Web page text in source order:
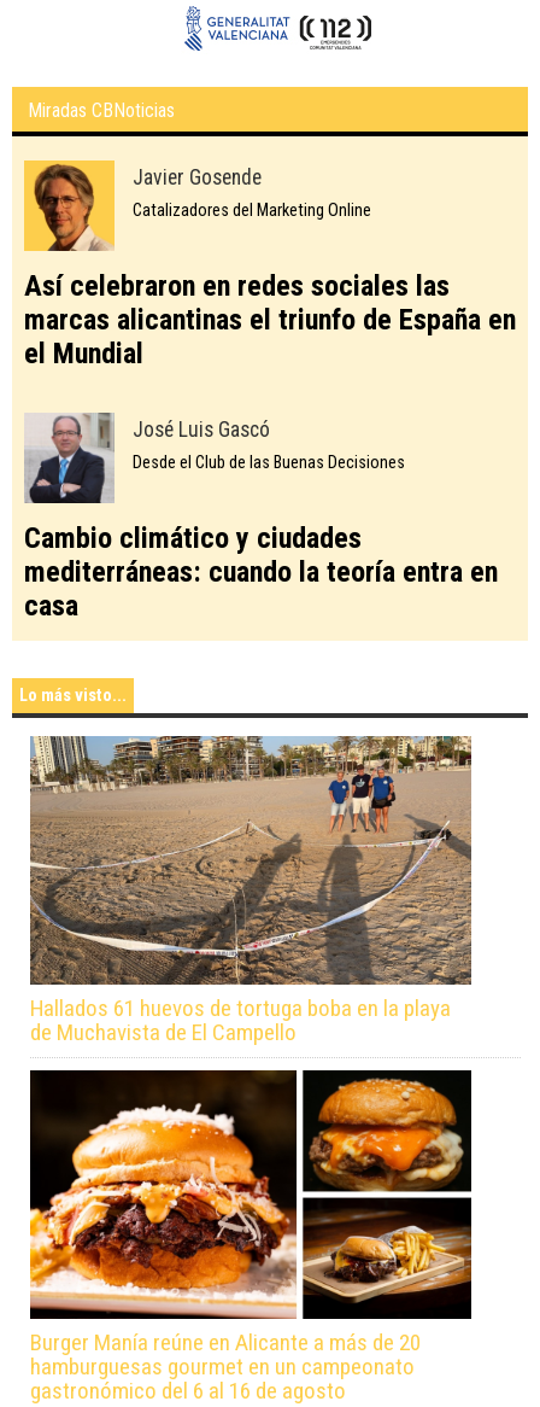
Miradas CBNoticias
Javier Gosende
Catalizadores del Marketing Online
Así celebraron en redes sociales las
marcas alicantinas el triunfo de España en
el Mundial
José Luis Gascó
Desde el Club de las Buenas Decisiones
Cambio climático y ciudades
mediterráneas: cuando la teoría entra en
casa
Lo más visto...
Hallados 61 huevos de tortuga boba en la playa
de Muchavista de El Campello
Burger Manía reúne en Alicante a más de 20
hamburguesas gourmet en un campeonato
gastronómico del 6 al 16 de agosto